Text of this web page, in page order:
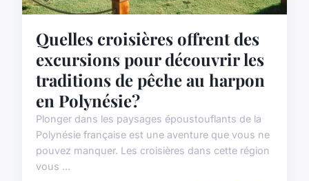
Quelles croisières offrent des
excursions pour découvrir les
traditions de pêche au harpon
en Polynésie?
Plonger dans les paysages époustouflants de la
Polynésie française est une aventure que vous ne
pouvez manquer. Les croisières dans cette région
vous ...